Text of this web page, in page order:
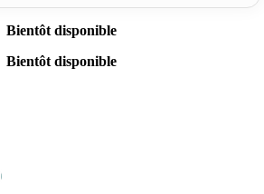
Bientôt disponible
Bientôt disponible